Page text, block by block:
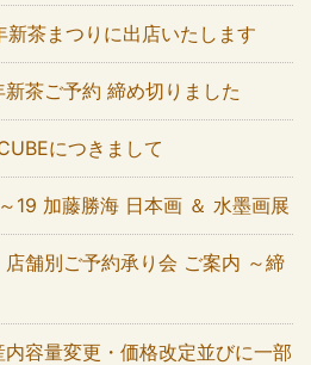
新茶まつりに出店いたします
新茶ご予約 締め切りました
につきまして
19 加藤勝海 日本画 ＆ 水墨画展
店舗別ご予約承り会 ご案内 ～締
内容量変更・価格改定並びに一部